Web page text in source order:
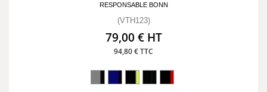
RESPONSABLE BONN
(VTH123)
79,00 € HT
94,80 € TTC